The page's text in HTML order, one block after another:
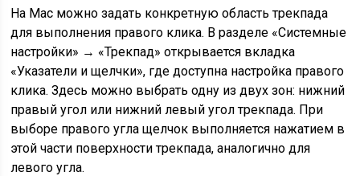
На Mac можно задать конкретную область трекпада
для выполнения правого клика. В разделе «Системные
настройки» → «Трекпад» открывается вкладка
«Указатели и щелчки», где доступна настройка правого
клика. Здесь можно выбрать одну из двух зон: нижний
правый угол или нижний левый угол трекпада. При
выборе правого угла щелчок выполняется нажатием в
этой части поверхности трекпада, аналогично для
левого угла.